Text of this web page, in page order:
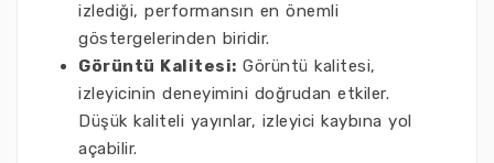
izlediği, performansın en önemli
göstergelerinden biridir.
Görüntü Kalitesi: Görüntü kalitesi,
izleyicinin deneyimini doğrudan etkiler.
Düşük kaliteli yayınlar, izleyici kaybına yol
açabilir.